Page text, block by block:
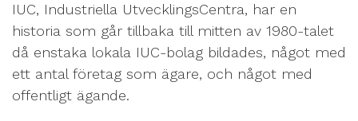
IUC, Industriella UtvecklingsCentra, har en
historia som går tillbaka till mitten av 1980-talet
då enstaka lokala IUC-bolag bildades, något med
ett antal företag som ägare, och något med
offentligt ägande.